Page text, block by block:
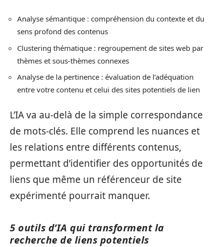
Analyse sémantique : compréhension du contexte et du
sens profond des contenus
Clustering thématique : regroupement de sites web par
thèmes et sous-thèmes connexes
Analyse de la pertinence : évaluation de l’adéquation
entre votre contenu et celui des sites potentiels de lien
L’IA va au-delà de la simple correspondance
de mots-clés. Elle comprend les nuances et
les relations entre différents contenus,
permettant d’identifier des opportunités de
liens que même un référenceur de site
expérimenté pourrait manquer.
5 outils d’IA qui transforment la
recherche de liens potentiels